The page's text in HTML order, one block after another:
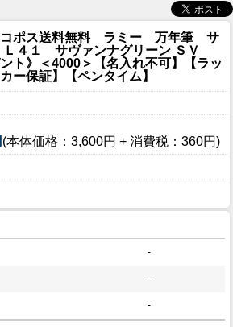
ポス送料無料 ラミー 万年筆 サ
４１ サヴァンナグリーン ＳＶ
ト》＜4000＞【名入れ不可】【ラッ
ー保証】【ペンタイム】
(本体価格：3,600円 + 消費税：360円)
-
-
-